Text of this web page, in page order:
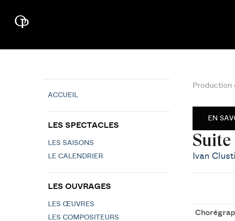
Production
EN
Suite
Ivan
ACCUEIL
LES SPECTACLES
LES SAISONS
LE CALENDRIER
LES OUVRAGES
LES ŒUVRES
LES COMPOSITEURS